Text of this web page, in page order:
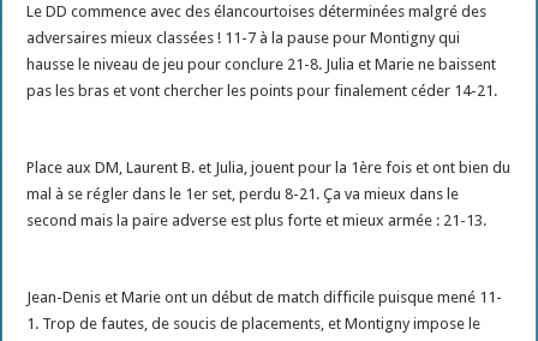
Le DD commence avec des élancourtoises déterminées malgré des
adversaires mieux classées ! 11-7 à la pause pour Montigny qui
hausse le niveau de jeu pour conclure 21-8. Julia et Marie ne baissent
pas les bras et vont chercher les points pour finalement céder 14-21.
Place aux DM, Laurent B. et Julia, jouent pour la 1ère fois et ont bien du
mal à se régler dans le 1er set, perdu 8-21. Ça va mieux dans le
second mais la paire adverse est plus forte et mieux armée : 21-13.
Jean-Denis et Marie ont un début de match difficile puisque mené 11-
1. Trop de fautes, de soucis de placements, et Montigny impose le